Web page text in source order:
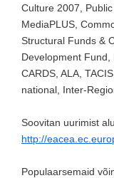
Culture 2007, Public
MediaPLUS,
Structural Funds &
Development Fund,
CARDS, ALA,
national, Inter-
Soovitan uurimist
http://
Populaarsemaid